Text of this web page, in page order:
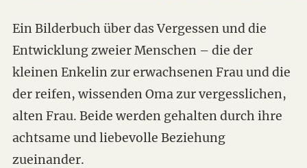
Ein Bilderbuch über das Vergessen und die
Entwicklung zweier Menschen – die der
kleinen Enkelin zur erwachsenen Frau und die
der reifen, wissenden Oma zur vergesslichen,
alten Frau. Beide werden gehalten durch ihre
achtsame und liebevolle Beziehung
zueinander.